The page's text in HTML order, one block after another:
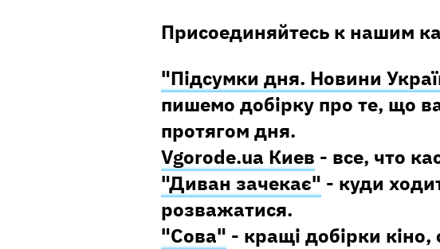
Присоединяйтесь к нашим
"Підсумки дня. Новини
пишемо добірку про те, що
протягом дня.
Vgorode.ua Киев - все, что
"Диван зачекає" - куди
розважатися.
"Сова" - кращі добірки кіно,